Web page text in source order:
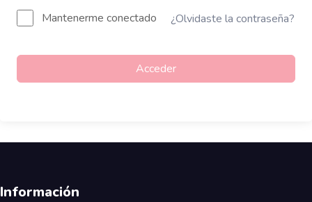
Mantenerme conectado ¿Olvidaste la contraseña?
Acceder
Información